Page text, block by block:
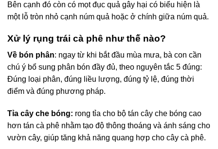
Bên cạnh đó còn có mọt đục quả gây hại có biểu hiện là
một lỗ tròn nhỏ cạnh núm quả hoặc ở chính giữa núm quả.
Xử lý rụng trái cà phê như thế nào?
Về bón phân: ngay từ khi bắt đầu mùa mưa, bà con cần
chú ý bổ sung phân bón đầy đủ, theo nguyên tắc 5 đúng:
Đúng loại phân, đúng liều lượng, đúng tỷ lệ, đúng thời
điểm và đúng phương pháp.
Tỉa cây che bóng: rong tỉa cho bộ tán cây che bóng cao
hơn tán cà phê nhằm tạo độ thông thoáng và ánh sáng cho
vườn cây, giúp tăng khả năng quang hợp cho cây cà phê.